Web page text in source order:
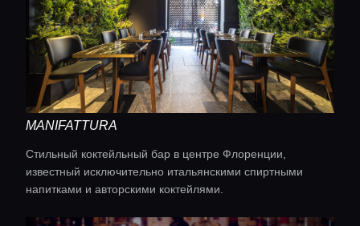
Консьерж сервис
Lifestyle журнал
MANIFATTURA
Стильный коктейльный бар в центре Флоренции,
известный исключительно итальянскими спиртными
напитками и авторскими коктейлями.